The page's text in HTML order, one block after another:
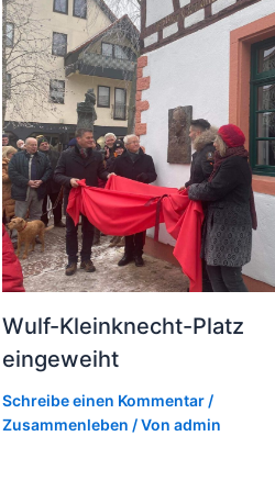
Wulf-Kleinknecht-Platz
eingeweiht
Schreibe einen Kommentar /
Zusammenleben / Von admin